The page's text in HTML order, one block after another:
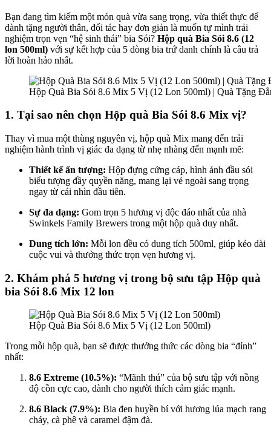
Bạn đang tìm kiếm một món quà vừa sang trọng, vừa thiết thực để
dành tặng người thân, đối tác hay đơn giản là muốn tự mình trải
nghiệm trọn vẹn “hệ sinh thái” bia Sói? Hộp quà Bia Sói 8.6 (12
lon 500ml) với sự kết hợp của 5 dòng bia trứ danh chính là câu trả
lời hoàn hảo nhất.
Hộp Quà Bia Sói 8.6 Mix 5 Vị (12 Lon 500ml) | Quà Tặng
1. Tại sao nên chọn Hộp quà Bia Sói 8.6 Mix vị?
Thay vì mua một thùng nguyên vị, hộp quà Mix mang đến trải
nghiệm hành trình vị giác đa dạng từ nhẹ nhàng đến mạnh mẽ:
Thiết kế ấn tượng: Hộp đựng cứng cáp, hình ảnh đầu sói
biểu tượng đầy quyền năng, mang lại vẻ ngoài sang trọng
ngay từ cái nhìn đầu tiên.
Sự đa dạng: Gom trọn 5 hương vị độc đáo nhất của nhà
Swinkels Family Brewers trong một hộp quà duy nhất.
Dung tích lớn: Mỗi lon đều có dung tích 500ml, giúp kéo dài
cuộc vui và thưởng thức trọn vẹn hương vị.
2. Khám phá 5 hương vị trong bộ sưu tập Hộp quà
bia Sói 8.6 Mix 12 lon
Hộp Quà Bia Sói 8.6 Mix 5 Vị (12 Lon 500ml)
Trong mỗi hộp quà, bạn sẽ được thưởng thức các dòng bia “đỉnh”
nhất:
8.6 Extreme (10.5%): “Mãnh thú” của bộ sưu tập với nồng
độ cồn cực cao, dành cho người thích cảm giác mạnh.
8.6 Black (7.9%): Bia đen huyền bí với hương lúa mạch rang
cháy, cà phê và caramel đậm đà.